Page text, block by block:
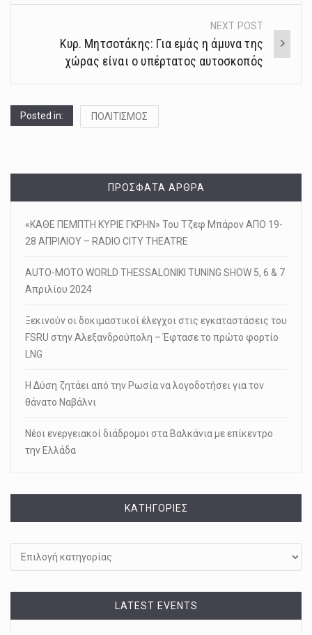
NEXT POST
Κυρ. Μητσοτάκης: Για εμάς η άμυνα της
χώρας είναι ο υπέρτατος αυτοσκοπός
Posted in: ΠΟΛΙΤΙΣΜΟΣ
ΠΡΌΣΦΑΤΑ ΆΡΘΡΑ
«ΚΑΘΕ ΠΕΜΠΤΗ ΚΥΡΙΕ ΓΚΡΗΝ» Του Τζεφ Μπάρον ΑΠΟ 19-
28 ΑΠΡΙΛΙΟΥ – RADIO CITY THEATRE
AUTO-MOTO WORLD THESSALONIKI TUNING SHOW 5, 6 & 7
Απριλίου 2024
Ξεκινούν οι δοκιμαστικοί έλεγχοι στις εγκαταστάσεις του
FSRU στην Αλεξανδρούπολη – Έφτασε το πρώτο φορτίο
LNG
Η Δύση ζητάει από την Ρωσία να λογοδοτήσει για τον
θάνατο Ναβάλνι
Νέοι ενεργειακοί διάδρομοι στα Βαλκάνια με επίκεντρο
την Ελλάδα
KΑΤΗΓΟΡΊΕΣ
LATEST EVENTS